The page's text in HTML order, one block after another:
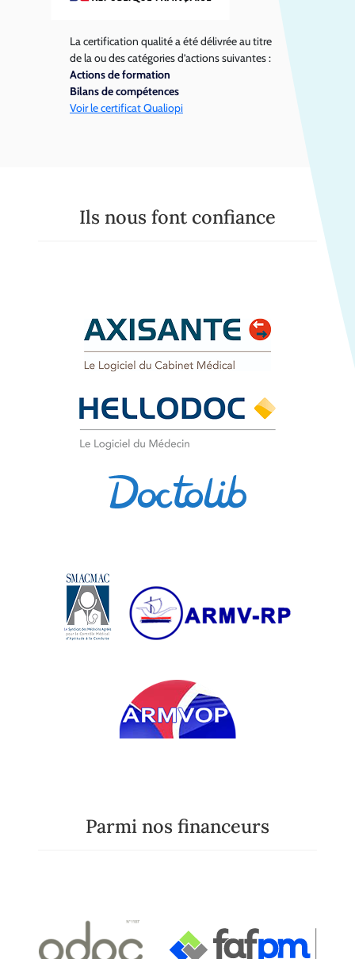
La certification qualité a été délivrée au titre
de la ou des catégories d’actions suivantes :
Actions de formation
Bilans de compétences
Voir le certificat Qualiopi
Ils nous font confiance
Parmi nos financeurs